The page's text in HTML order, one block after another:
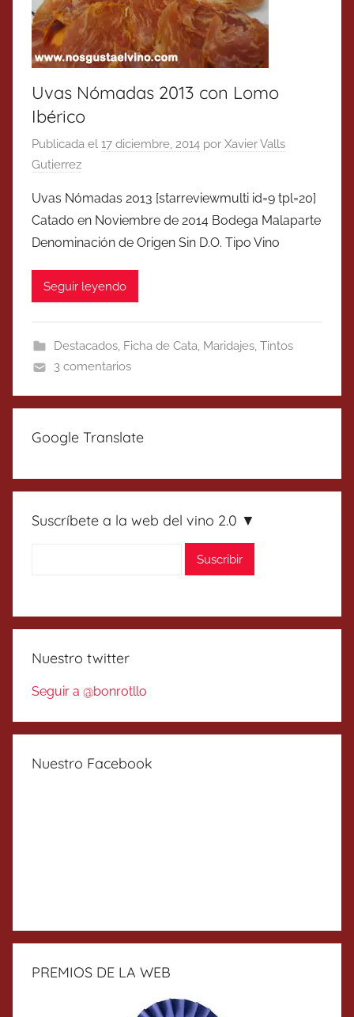
Uvas Nómadas 2013 con Lomo
Ibérico
Publicada el 17 diciembre, 2014 por Xavier Valls
Gutierrez
Uvas Nómadas 2013 [starreviewmulti id=9 tpl=20]
Catado en Noviembre de 2014 Bodega Malaparte
Denominación de Origen Sin D.O. Tipo Vino
Seguir leyendo
Destacados, Ficha de Cata, Maridajes, Tintos
3 comentarios
Google Translate
Suscríbete a la web del vino 2.0 ▼
Nuestro twitter
Seguir a @bonrotllo
Nuestro Facebook
PREMIOS DE LA WEB